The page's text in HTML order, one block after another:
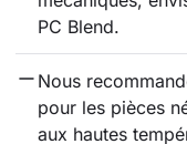
PC Blend.
Nous
pour les pièces
aux hautes